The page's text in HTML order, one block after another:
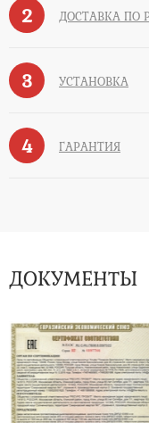
2 ДОСТАВКА ПО
3 УСТАНОВКА
4 ГАРАНТИЯ
ДОКУМЕНТЫ